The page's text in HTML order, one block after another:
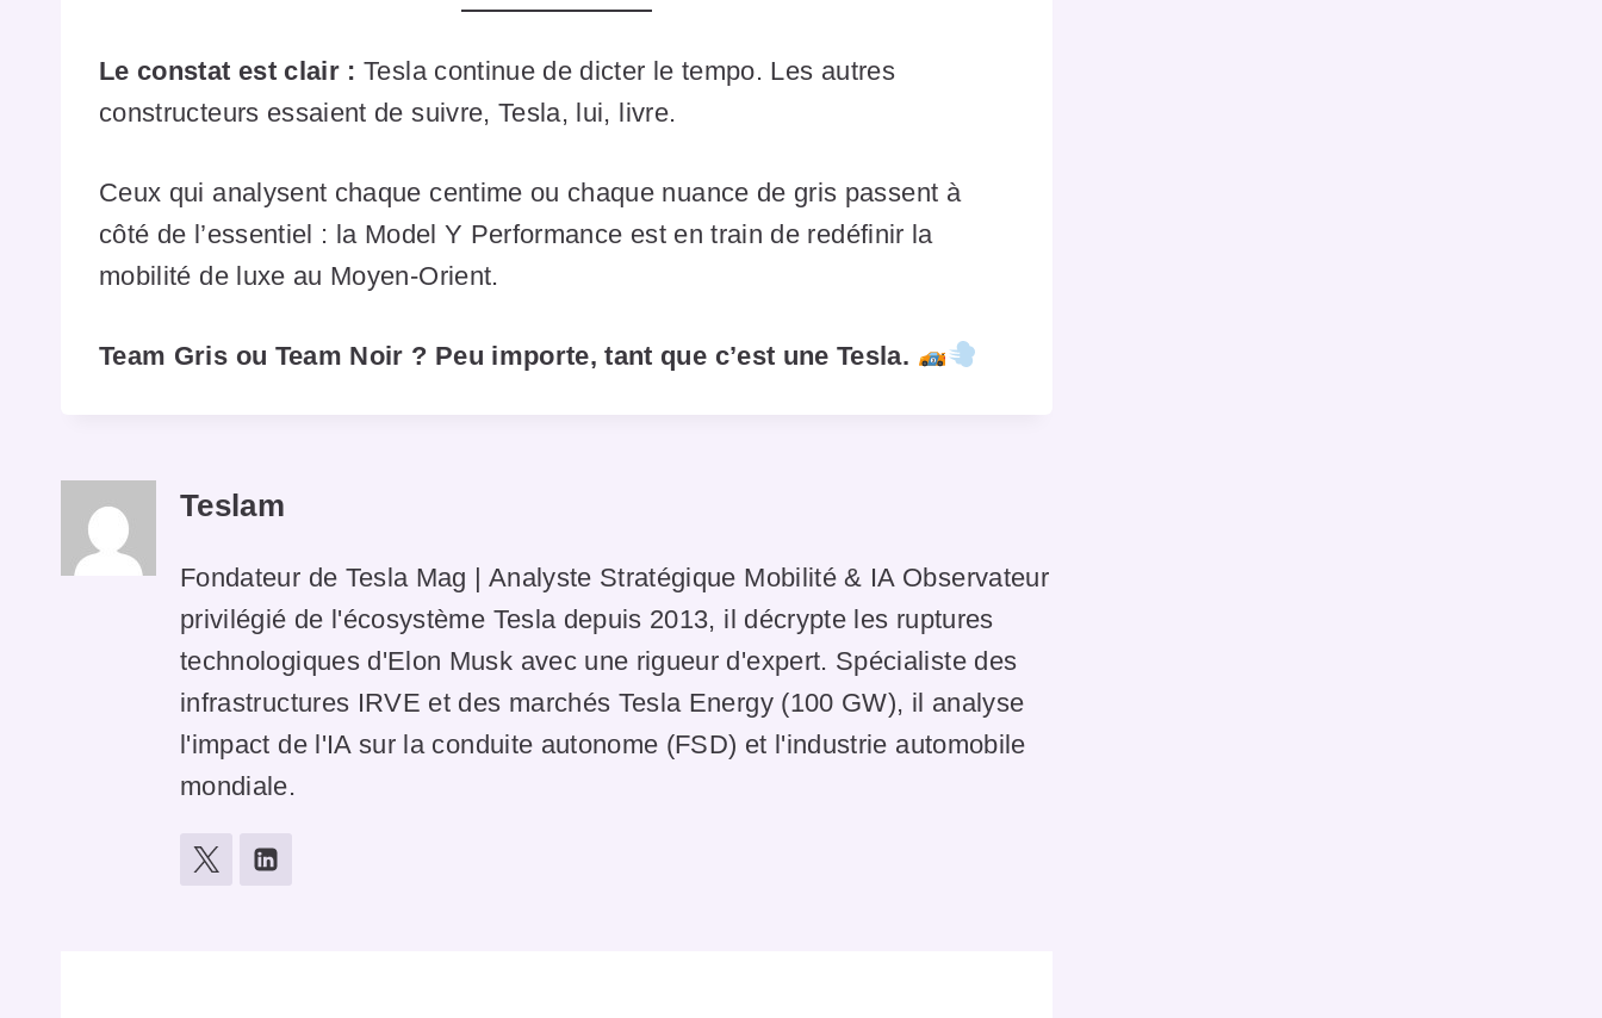
Le constat est clair : Tesla continue de dicter le tempo. Les autres
constructeurs essaient de suivre, Tesla, lui, livre.
Ceux qui analysent chaque centime ou chaque nuance de gris passent à
côté de l’essentiel : la Model Y Performance est en train de redéfinir la
mobilité de luxe au Moyen-Orient.
Team Gris ou Team Noir ? Peu importe, tant que c’est une Tesla.
Teslam
Fondateur de Tesla Mag | Analyste Stratégique Mobilité & IA Observateur
privilégié de l'écosystème Tesla depuis 2013, il décrypte les ruptures
technologiques d'Elon Musk avec une rigueur d'expert. Spécialiste des
infrastructures IRVE et des marchés Tesla Energy (100 GW), il analyse
l'impact de l'IA sur la conduite autonome (FSD) et l'industrie automobile
mondiale.